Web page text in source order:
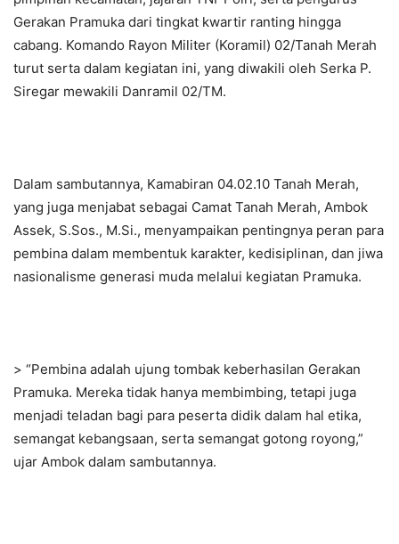
Gerakan Pramuka dari tingkat kwartir ranting hingga
cabang. Komando Rayon Militer (Koramil) 02/Tanah Merah
turut serta dalam kegiatan ini, yang diwakili oleh Serka P.
Siregar mewakili Danramil 02/TM.
Dalam sambutannya, Kamabiran 04.02.10 Tanah Merah,
yang juga menjabat sebagai Camat Tanah Merah, Ambok
Assek, S.Sos., M.Si., menyampaikan pentingnya peran para
pembina dalam membentuk karakter, kedisiplinan, dan jiwa
nasionalisme generasi muda melalui kegiatan Pramuka.
> “Pembina adalah ujung tombak keberhasilan Gerakan
Pramuka. Mereka tidak hanya membimbing, tetapi juga
menjadi teladan bagi para peserta didik dalam hal etika,
semangat kebangsaan, serta semangat gotong royong,”
ujar Ambok dalam sambutannya.